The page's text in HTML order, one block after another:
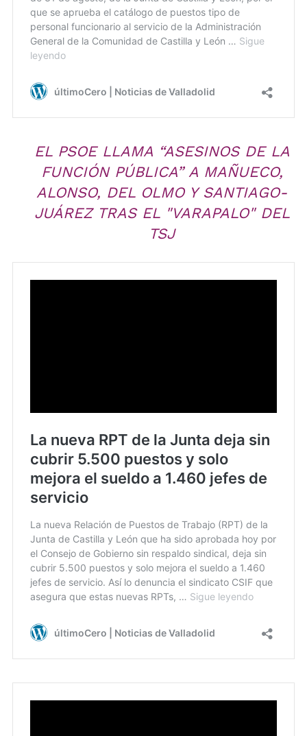
EL PSOE LLAMA “ASESINOS DE LA
FUNCIÓN PÚBLICA” A MAÑUECO,
ALONSO, DEL OLMO Y SANTIAGO-
JUÁREZ TRAS EL "VARAPALO" DEL
TSJ